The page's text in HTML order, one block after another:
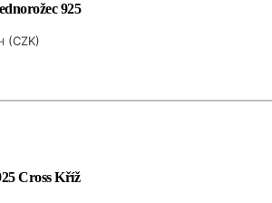
925
(CZK)
Cross Kříž